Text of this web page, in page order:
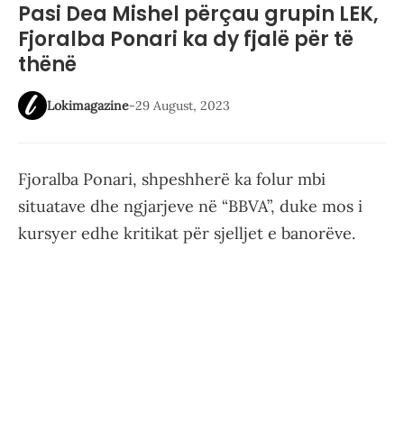
Pasi Dea Mishel përçau grupin LEK,
Fjoralba Ponari ka dy fjalë për të
thënë
Lokimagazine-29 August, 2023
Fjoralba Ponari, shpeshherë ka folur mbi
situatave dhe ngjarjeve në “BBVA”, duke mos i
kursyer edhe kritikat për sjelljet e banorëve.